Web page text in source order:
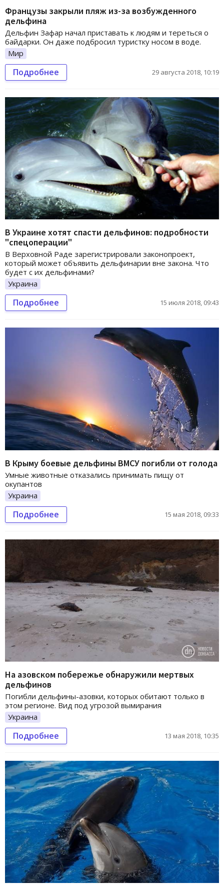
Французы закрыли пляж из-за возбужденного
дельфина
Дельфин Зафар начал приставать к людям и тереться о
байдарки. Он даже подбросил туристку носом в воде.
Мир
Подробнее 29 августа 2018, 10:19
В Украине хотят спасти дельфинов: подробности
"спецоперации"
В Верховной Раде зарегистрировали законопроект,
который может объявить дельфинарии вне закона. Что
будет с их дельфинами?
Украина
Подробнее 15 июля 2018, 09:43
В Крыму боевые дельфины ВМСУ погибли от голода
Умные животные отказались принимать пищу от
окупантов
Украина
Подробнее 15 мая 2018, 09:33
На азовском побережье обнаружили мертвых
дельфинов
Погибли дельфины-азовки, которых обитают только в
этом регионе. Вид под угрозой вымирания
Украина
Подробнее 13 мая 2018, 10:35